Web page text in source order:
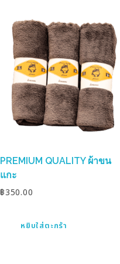
PREMIUM QUALITY ผ้าขน
แกะ
฿350.00
หยิบใส่ตะกร้า